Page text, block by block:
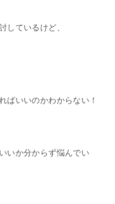
しているけど、
ばいいのかわからない！
いか分からず悩んでい